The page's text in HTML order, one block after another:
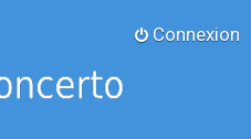
Connexion